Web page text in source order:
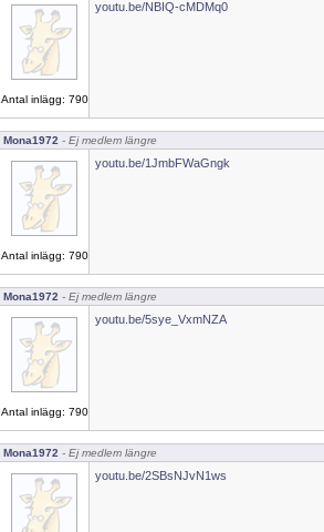
Antal inlägg: 790
youtu.be/NBIQ-cMDMq0
Mona1972 - Ej medlem längre
Antal inlägg: 790
youtu.be/1JmbFWaGngk
Mona1972 - Ej medlem längre
Antal inlägg: 790
youtu.be/5sye_VxmNZA
Mona1972 - Ej medlem längre
youtu.be/2SBsNJvN1ws